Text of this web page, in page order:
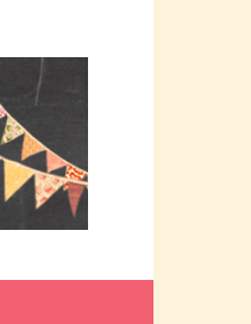
PLUS D'AMOUR.